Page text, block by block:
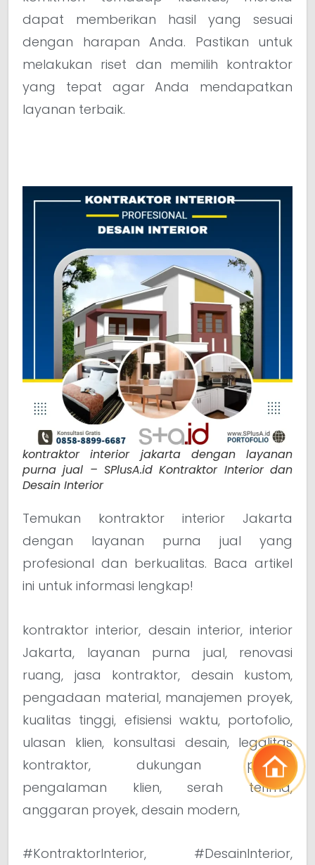
dapat memberikan hasil yang sesuai
dengan harapan Anda. Pastikan untuk
melakukan riset dan memilih kontraktor
yang tepat agar Anda mendapatkan
layanan terbaik.
kontraktor interior jakarta dengan layanan
purna jual – SPlusA.id Kontraktor Interior dan
Desain Interior
Temukan kontraktor interior Jakarta
dengan layanan purna jual yang
profesional dan berkualitas. Baca artikel
ini untuk informasi lengkap!
kontraktor interior, desain interior, interior
Jakarta, layanan purna jual, renovasi
ruang, jasa kontraktor, desain kustom,
pengadaan material, manajemen proyek,
kualitas tinggi, efisiensi waktu, portofolio,
ulasan klien, konsultasi desain, legalitas
kontraktor, dukungan proyek,
pengalaman klien, serah terima,
anggaran proyek, desain modern,
#KontraktorInterior, #DesainInterior,